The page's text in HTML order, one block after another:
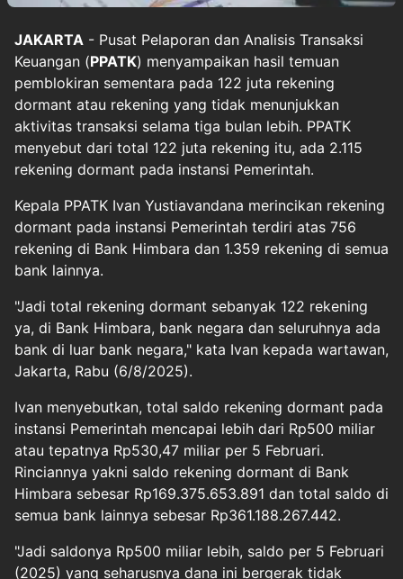
JAKARTA - Pusat Pelaporan dan Analisis Transaksi
Keuangan (PPATK) menyampaikan hasil temuan
pemblokiran sementara pada 122 juta rekening
dormant atau rekening yang tidak menunjukkan
aktivitas transaksi selama tiga bulan lebih. PPATK
menyebut dari total 122 juta rekening itu, ada 2.115
rekening dormant pada instansi Pemerintah.
Kepala PPATK Ivan Yustiavandana merincikan rekening
dormant pada instansi Pemerintah terdiri atas 756
rekening di Bank Himbara dan 1.359 rekening di semua
bank lainnya.
"Jadi total rekening dormant sebanyak 122 rekening
ya, di Bank Himbara, bank negara dan seluruhnya ada
bank di luar bank negara," kata Ivan kepada wartawan,
Jakarta, Rabu (6/8/2025).
Ivan menyebutkan, total saldo rekening dormant pada
instansi Pemerintah mencapai lebih dari Rp500 miliar
atau tepatnya Rp530,47 miliar per 5 Februari.
Rinciannya yakni saldo rekening dormant di Bank
Himbara sebesar Rp169.375.653.891 dan total saldo di
semua bank lainnya sebesar Rp361.188.267.442.
"Jadi saldonya Rp500 miliar lebih, saldo per 5 Februari
(2025) yang seharusnya dana ini bergerak tidak